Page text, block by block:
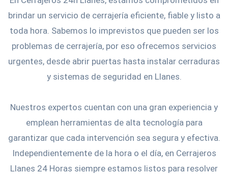
brindar un servicio de cerrajería eficiente, fiable y listo a
toda hora. Sabemos lo imprevistos que pueden ser los
problemas de cerrajería, por eso ofrecemos servicios
urgentes, desde abrir puertas hasta instalar cerraduras
y sistemas de seguridad en Llanes.
Nuestros expertos cuentan con una gran experiencia y
emplean herramientas de alta tecnología para
garantizar que cada intervención sea segura y efectiva.
Independientemente de la hora o el día, en Cerrajeros
Llanes 24 Horas siempre estamos listos para resolver